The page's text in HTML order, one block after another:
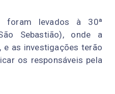
levados à 30ª
Sebastião), onde a
as investigações terão
os responsáveis pela